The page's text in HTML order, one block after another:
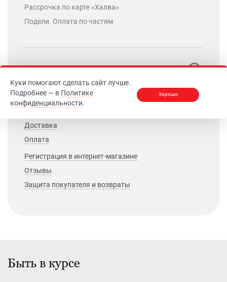
Рассрочка по карте «Халва»
Подели. Оплата по частям
Клиентам
Выбор товара
Доставка
Оплата
Регистрация в интернет-магазине
Отзывы
Защита покупателя и возвраты
Быть в курсе
Куки помогают сделать сайт лучше.
Подробнее — в Политике
конфиденциальности.
Хорошо